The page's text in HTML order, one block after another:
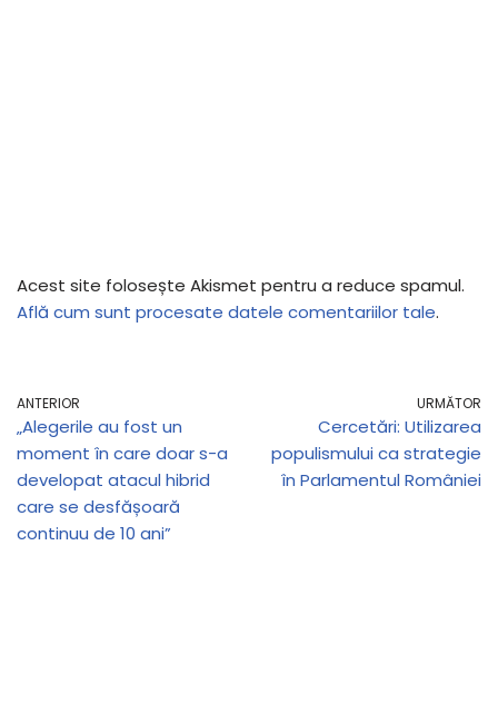
Acest site folosește Akismet pentru a reduce spamul.
Află cum sunt procesate datele comentariilor tale.
ANTERIOR
„Alegerile au fost un
moment în care doar s-a
developat atacul hibrid
care se desfășoară
continuu de 10 ani”
URMĂTOR
Cercetări: Utilizarea
populismului ca strategie
în Parlamentul României